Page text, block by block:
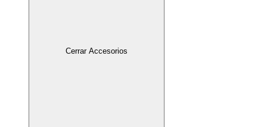
Cerrar Accesorios